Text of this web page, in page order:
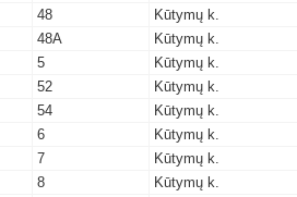
48 Kūtymų k.
48A Kūtymų k.
5 Kūtymų k.
52 Kūtymų k.
54 Kūtymų k.
6 Kūtymų k.
7 Kūtymų k.
8 Kūtymų k.